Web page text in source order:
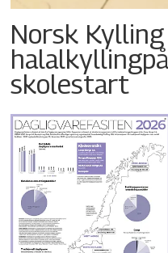
Norsk
skolestart